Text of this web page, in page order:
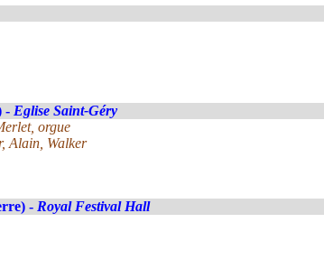
- Eglise Saint-Géry
orgue
Alain, Walker
- Royal Festival Hall